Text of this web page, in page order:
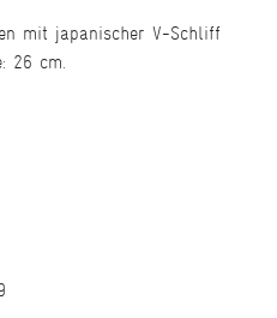
mit japanischer V-Schliff
26 cm.